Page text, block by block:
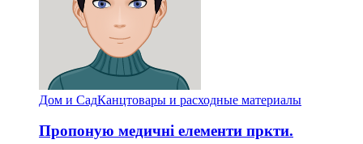
Дом и СадКанцтовары и расходные материалы
Пропоную медичні елементи пркти.